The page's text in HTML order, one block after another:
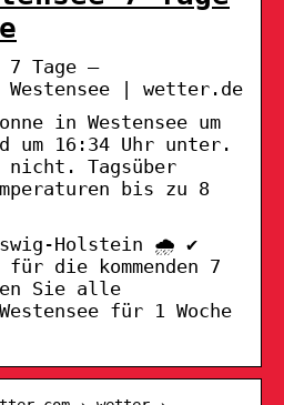
7 Tage –
Westensee | wetter.de
in Westensee um
um 16:34 Uhr unter.
nicht. Tagsüber
bis zu 8
Holstein 🌧️ ✔
die kommenden 7
Sie alle
für 1 Woche